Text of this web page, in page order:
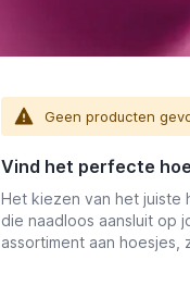
Geen producten
Vind het perfecte
Het kiezen van het juiste
die naadloos aansluit op
assortiment aan